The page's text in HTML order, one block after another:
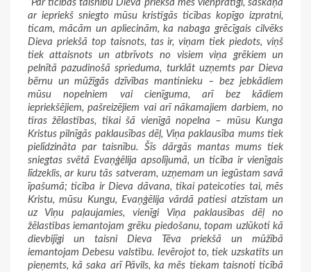
“Par ticības taisnību Dieva priekšā mēs vienprātīgi, saskaņā
ar iepriekš sniegto mūsu kristīgās ticības kopīgo izpratni,
ticam, mācām un apliecinām, ka nabaga grēcīgais cilvēks
Dieva priekšā top taisnots, tas ir, viņam tiek piedots, viņš
tiek attaisnots un atbrīvots no visiem viņa grēkiem un
pelnītā pazudinošā sprieduma, turklāt uzņemts par Dieva
bērnu un mūžīgās dzīvības mantinieku – bez jebkādiem
mūsu nopelniem vai cienīguma, arī bez kādiem
iepriekšējiem, pašreizējiem vai arī nākamajiem darbiem, no
tīras žēlastības, tikai šā vienīgā nopelna – mūsu Kunga
Kristus pilnīgās paklausības dēļ, Viņa paklausība mums tiek
pielīdzināta par taisnību. Šīs dārgās mantas mums tiek
sniegtas svētā Evaņģēlija apsolījumā, un ticība ir vienīgais
līdzeklis, ar kuru tās satveram, uzņemam un iegūstam savā
īpašumā; ticība ir Dieva dāvana, tikai pateicoties tai, mēs
Kristu, mūsu Kungu, Evaņģēlija vārdā patiesi atzīstam un
uz Viņu paļaujamies, vienīgi Viņa paklausības dēļ no
žēlastības iemantojam grēku piedošanu, topam uzlūkoti kā
dievbijīgi un taisni Dieva Tēva priekšā un mūžībā
iemantojam Debesu valstību. Ievērojot to, tiek uzskatīts un
pieņemts, kā saka arī Pāvils, ka mēs tiekam taisnoti ticībā